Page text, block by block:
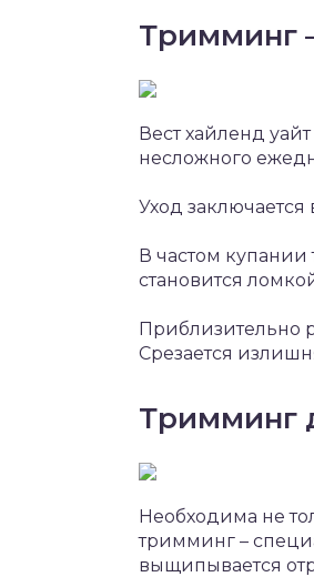
Тримминг
Вест хайленд
несложного
Уход
В частом купании
становится
Приблизительно
Срезается
Тримминг
Необходима не
тримминг –
выщипывается